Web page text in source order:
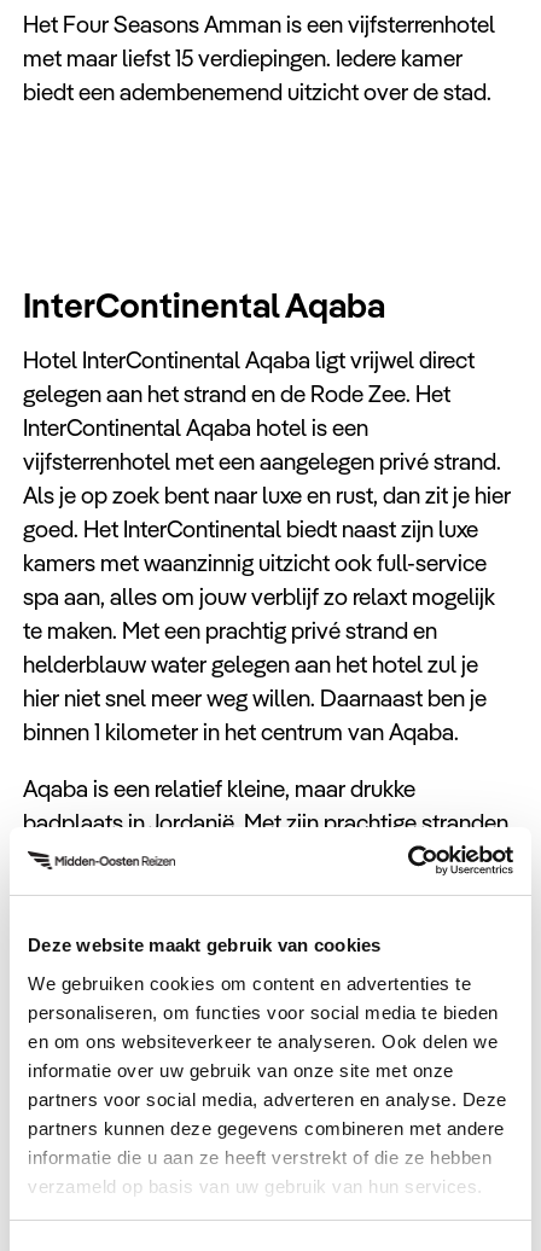
Deze website maakt gebruik van cookies
We gebruiken cookies om content en advertenties te
personaliseren, om functies voor social media te bieden
en om ons websiteverkeer te analyseren. Ook delen we
informatie over uw gebruik van onze site met onze
partners voor social media, adverteren en analyse. Deze
partners kunnen deze gegevens combineren met andere
informatie die u aan ze heeft verstrekt of die ze hebben
verzameld op basis van uw gebruik van hun services.
Het Four Seasons Amman is een vijfsterrenhotel
met maar liefst 15 verdiepingen. Iedere kamer
biedt een adembenemend uitzicht over de stad.
InterContinental Aqaba
Hotel InterContinental Aqaba ligt vrijwel direct
gelegen aan het strand en de Rode Zee. Het
InterContinental Aqaba hotel is een
vijfsterrenhotel met een aangelegen privé strand.
Als je op zoek bent naar luxe en rust, dan zit je hier
goed. Het InterContinental biedt naast zijn luxe
kamers met waanzinnig uitzicht ook full-service
spa aan, alles om jouw verblijf zo relaxt mogelijk
te maken. Met een prachtig privé strand en
helderblauw water gelegen aan het hotel zul je
hier niet snel meer weg willen. Daarnaast ben je
binnen 1 kilometer in het centrum van Aqaba.
Aqaba is een relatief kleine, maar drukke
badplaats in Jordanië. Met zijn prachtige stranden
en helder water is deze badplaats erg geliefd
onder snorkelaars en duikers. Door het heerlijke
het een geweldig onderwater leven. U zult hier
koraal tegenkomen dat oogverblindend mooi is en
vissen met de felste kleuren. Als extra verassing
heeft dit bijzondere water ook grote bewoners
zoals dolfijnen en schildpadden. Gaat u liever de
culinaire keuken van Jordanië ontdekken? Ook dan
zit u in Aqaba goed! Gaat u liever shoppen? Aqaba
is de enige belastingvrije regio in Jordanië.